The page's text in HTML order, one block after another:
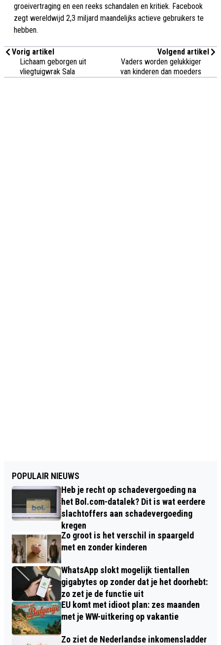
groeivertraging en een reeks schandalen en kritiek. Facebook
zegt wereldwijd 2,3 miljard maandelijks actieve gebruikers te
hebben.
Vorig artikel
Lichaam geborgen uit
vliegtuigwrak Sala
Volgend artikel
Vaders worden gelukkiger
van kinderen dan moeders
POPULAIR NIEUWS
Heb je recht op schadevergoeding na
het Bol.com-datalek? Dit is wat eerdere
slachtoffers aan schadevergoeding
kregen
Zo groot is het verschil in spaargeld
met en zonder kinderen
WhatsApp slokt mogelijk tientallen
gigabytes op zonder dat je het doorhebt:
zo zet je de functie uit
EU komt met idioot plan: zes maanden
met je WW-uitkering op vakantie
Zo ziet de Nederlandse inkomensladder